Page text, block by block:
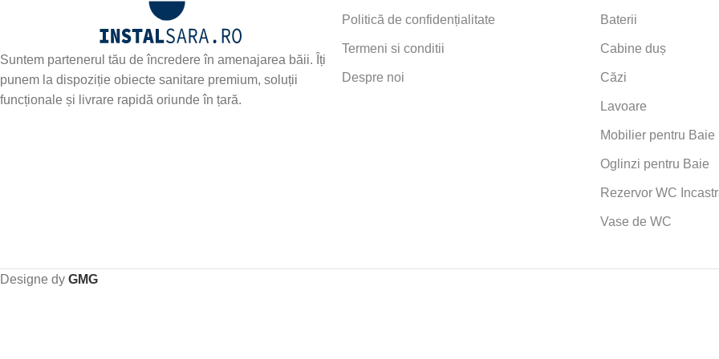
Suntem partenerul tău de încredere în amenajarea băii. Îți
punem la dispoziție obiecte sanitare premium, soluții
funcționale și livrare rapidă oriunde în țară.
Politică de confidențialitate
Termeni si conditii
Despre noi
Baterii
Cabine duș
Căzi
Lavoare
Mobilier pentru Baie
Oglinzi pentru Baie
Rezervor WC
Vase de WC
Designe dy GMG